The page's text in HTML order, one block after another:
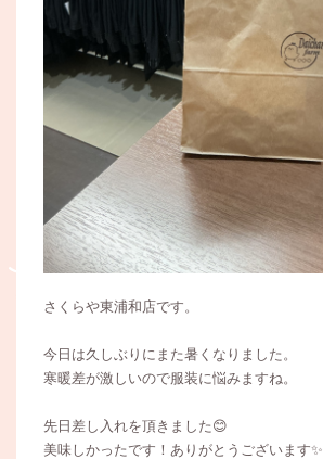
さくらや東浦和店です。
今日は久しぶりにまた暑くなりました。
寒暖差が激しいので服装に悩みますね。
先日差し入れを頂きました😊
美味しかったです！ありがとうございます✨